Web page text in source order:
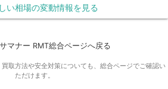
い相場の変動情報を見る
マナー RMT総合ページへ戻る
取方法や安全対策についても、総合ページでご確認い
ただけます。